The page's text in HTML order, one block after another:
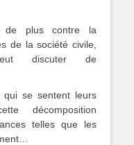
de plus contre la
de la société civile,
discuter de
se sentent leurs
décomposition
telles que les